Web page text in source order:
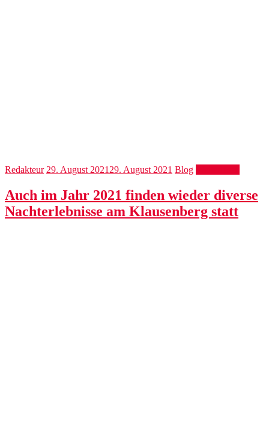
Redakteur 29. August 2021 29. August 2021 Blog
Auch im Jahr 2021 finden wieder diverse
Nachterlebnisse am Klausenberg statt